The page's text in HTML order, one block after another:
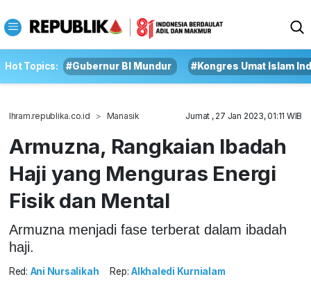
Hot Topics: #Gubernur BI Mundur #Kongres Umat Islam
Ihram.republika.co.id Manasik Jumat , 27 Jan 2023, 01:11 WIB
Armuzna, Rangkaian Ibadah
Haji yang Menguras Energi
Fisik dan Mental
Armuzna menjadi fase terberat dalam ibadah
haji.
Red: Ani Nursalikah Rep: Alkhaledi Kurnialam